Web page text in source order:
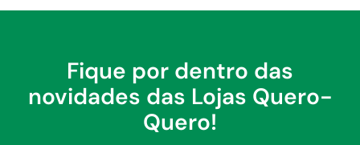
Fique por dentro das
novidades das Lojas Quero-
Quero!